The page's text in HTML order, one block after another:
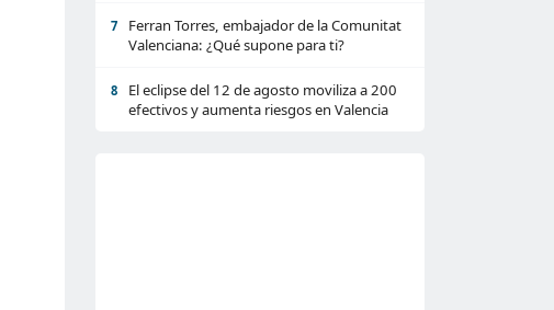
7
Ferran Torres, embajador de la Comunitat
Valenciana: ¿Qué supone para ti?
8
El eclipse del 12 de agosto moviliza a 200
efectivos y aumenta riesgos en Valencia